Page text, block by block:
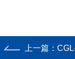
上一篇：